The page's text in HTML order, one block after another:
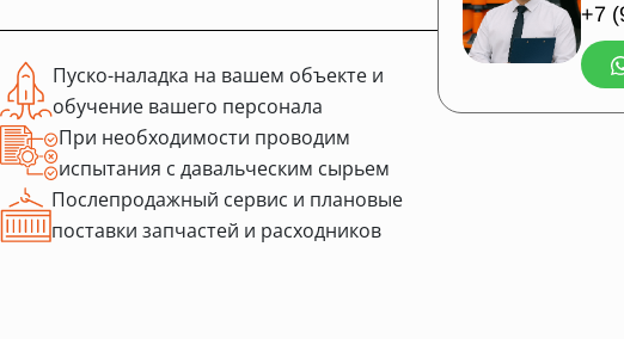
Пуско-наладка на вашем объекте и
обучение вашего персонала
При необходимости проводим
испытания с давальческим сырьем
Послепродажный сервис и плановые
поставки запчастей и расходников
+7